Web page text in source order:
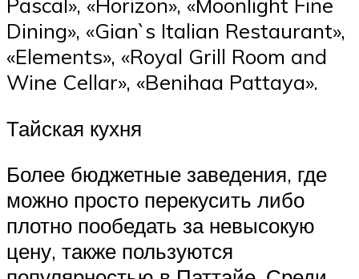
Dining», «Gian`s Italian Restaurant»,
«Elements», «Royal Grill Room and
Wine Cellar», «Benihaa Pattaya».
Тайская кухня
Более бюджетные заведения, где
можно просто перекусить либо
плотно пообедать за невысокую
цену, также пользуются